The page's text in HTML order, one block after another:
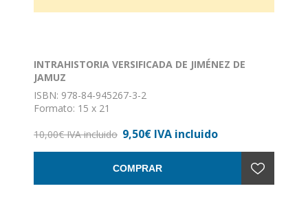
INTRAHISTORIA VERSIFICADA DE JIMÉNEZ DE
JAMUZ
ISBN: 978-84-945267-3-2
Formato: 15 x 21
10,00€ IVA incluido 9,50€ IVA incluido
COMPRAR